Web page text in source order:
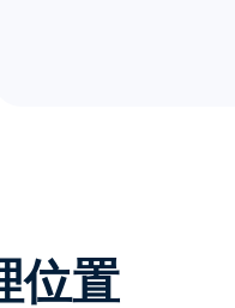
位置